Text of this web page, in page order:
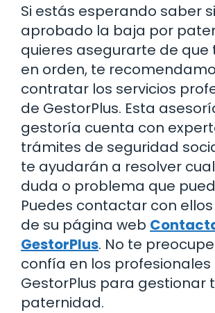
Si estás esperando saber
aprobado la baja por
quieres asegurarte de que
en orden, te
contratar los servicios
de GestorPlus. Esta
gestoría cuenta con
trámites de seguridad
te ayudarán a resolver
duda o problema que
Puedes contactar con
de su página web
GestorPlus. No te
confía en los profesionales
GestorPlus para gestionar
paternidad.